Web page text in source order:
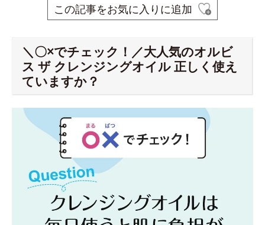
この記事をお気に入りに追加
＼〇×でチェック！／大人気のオルビ
ス ザ クレンジングオイル 正しく使え
ていますか？